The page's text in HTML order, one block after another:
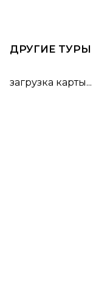
ДРУГИЕ
загрузка карты...